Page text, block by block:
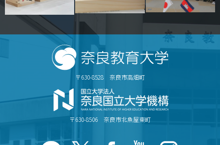
附属学校園
〒630-8528 奈良市高畑町
〒630-8506 奈良市北魚屋東町